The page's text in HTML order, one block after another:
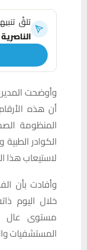
تلقَّ
الناصرية
وأوضحت
أن هذه
المنظومة
الكوادر
لاستيعاب هذا
وأفادت بأن
مستوى عال
المستشفيات